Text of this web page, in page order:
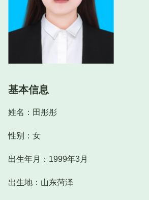
基本信息
姓名：田彤彤
性别：女
出生年月：1999年3月
出生地：山东菏泽